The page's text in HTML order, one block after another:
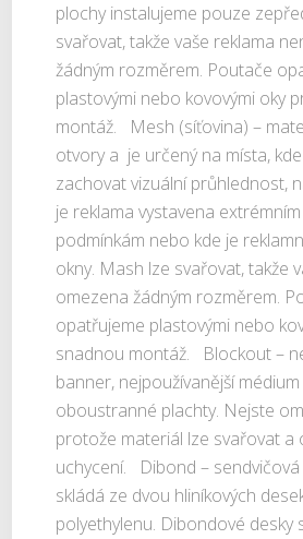
plochy instalujeme pouze
svařovat, takže vaše reklama
žádným rozměrem. Poutače
plastovými nebo kovovými oky
montáž. Mesh (síťovina) –
otvory a je určený na místa,
zachovat vizuální průhlednost,
je reklama vystavena
podmínkám nebo kde je
okny. Mash lze svařovat, takže
omezena žádným rozměrem.
opatřujeme plastovými nebo
snadnou montáž. Blockout –
banner, nejpoužívanější
oboustranné plachty. Nejste
protože materiál lze svařovat a
uchycení. Dibond – sendvičová
skládá ze dvou hliníkových
polyethylenu. Dibondové desky